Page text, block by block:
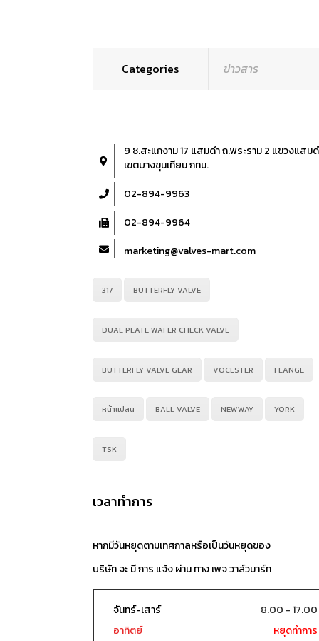
Categories ข่าวสาร
9 ซ.สะแกงาม 17 แสมดำ ถ.พระราม 2 แขวงแสม
เขตบางขุนเทียน กทม.
02-894-9963
02-894-9964
marketing@valves-mart.com
317 BUTTERFLY VALVE
DUAL PLATE WAFER CHECK VALVE
BUTTERFLY VALVE GEAR VOCESTER FLANGE
หน้าแปลน BALL VALVE NEWWAY YORK
TSK
เวลาทำการ
หากมีวันหยุดตามเทศกาลหรือเป็นวันหยุดของ
บริษัท จะ มี การ แจ้ง ผ่าน ทาง เพจ วาล์วมาร์ท
จันทร์-เสาร์
8.00 - 17.00
อาทิตย์
หยุดทำการ